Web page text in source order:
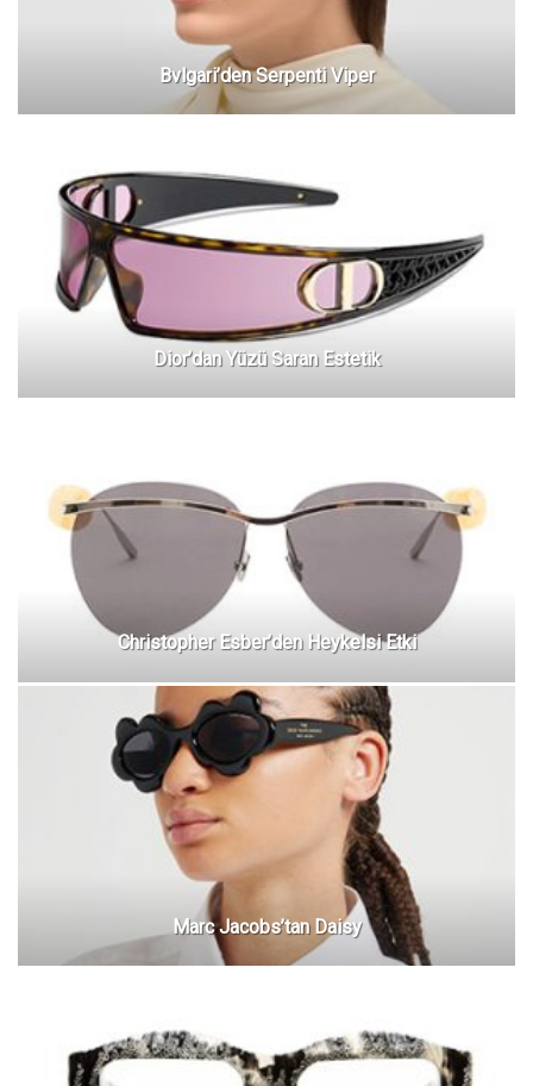
Bvlgari’den Serpenti Viper
Dior’dan Yüzü Saran Estetik
Christopher Esber’den Heykelsi Etki
Marc Jacobs’tan Daisy